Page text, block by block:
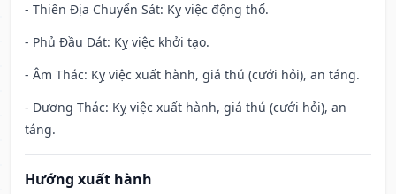
- Thiên Địa Chuyển Sát: Kỵ việc động thổ.
- Phủ Đầu Dát: Kỵ việc khởi tạo.
- Âm Thác: Kỵ việc xuất hành, giá thú (cưới hỏi), an táng.
- Dương Thác: Kỵ việc xuất hành, giá thú (cưới hỏi), an
táng.
Hướng xuất hành